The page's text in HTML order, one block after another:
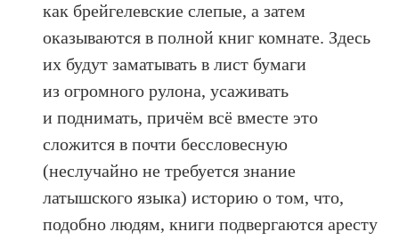
как брейгелевские слепые, а затем
оказываются в полной книг комнате. Здесь
их будут заматывать в лист бумаги
из огромного рулона, усаживать
и поднимать, причём всё вместе это
сложится в почти бессловесную
(неслучайно не требуется знание
латышского языка) историю о том, что,
подобно людям, книги подвергаются аресту